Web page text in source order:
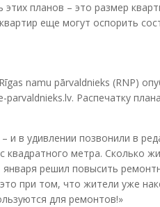
планов – это размер
еще могут оспорить
namu pārvaldnieks (RNP)
Распечатку
в удивлении позвонили в
квадратного метра. Сколько
решил повысить
при том, что жители уже
для ремонтов!»